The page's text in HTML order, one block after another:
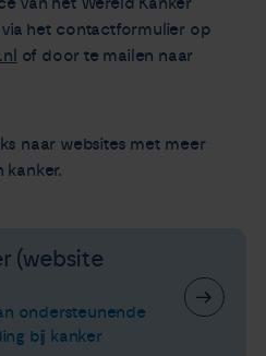
het contactformulier op
of door te mailen naar
naar websites met meer
kanker.
(website
ondersteunende
bij kanker